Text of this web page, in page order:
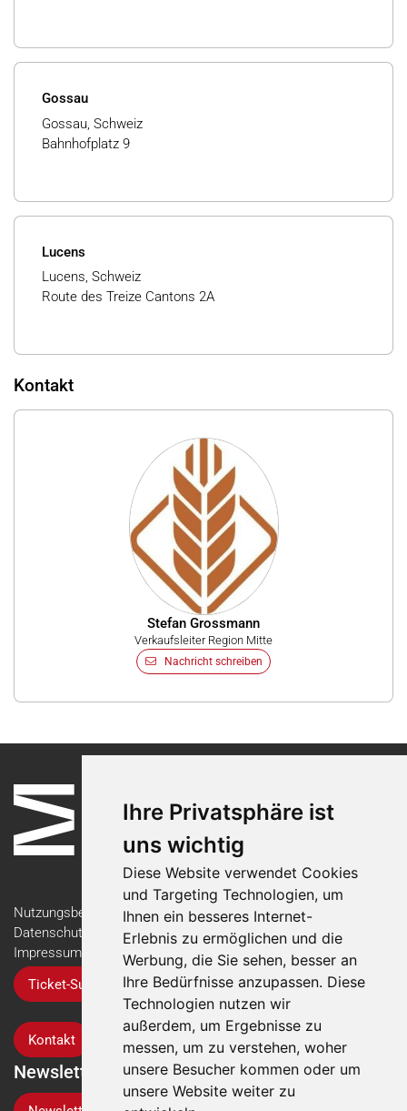
Ihre Privatsphäre ist
uns wichtig
Diese Website verwendet Cookies
und Targeting Technologien, um
Ihnen ein besseres Internet-
Erlebnis zu ermöglichen und die
Werbung, die Sie sehen, besser an
Ihre Bedürfnisse anzupassen. Diese
Technologien nutzen wir
außerdem, um Ergebnisse zu
messen, um zu verstehen, woher
unsere Besucher kommen oder um
unsere Website weiter zu
Gossau
Gossau, Schweiz
Bahnhofplatz 9
Lucens
Lucens, Schweiz
Route des Treize Cantons 2A
Kontakt
Stefan Grossmann
Verkaufsleiter Region Mitte
Nachricht schreiben
Nutzungsbedingungen
Datenschutzerklärung
Impressum
Ticket-Support
Kontakt
Newsletter